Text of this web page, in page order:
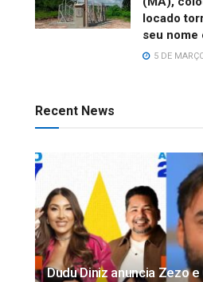
locado
seu nome
5 DE
Recent News
Dudu Diniz anuncia Zezo e